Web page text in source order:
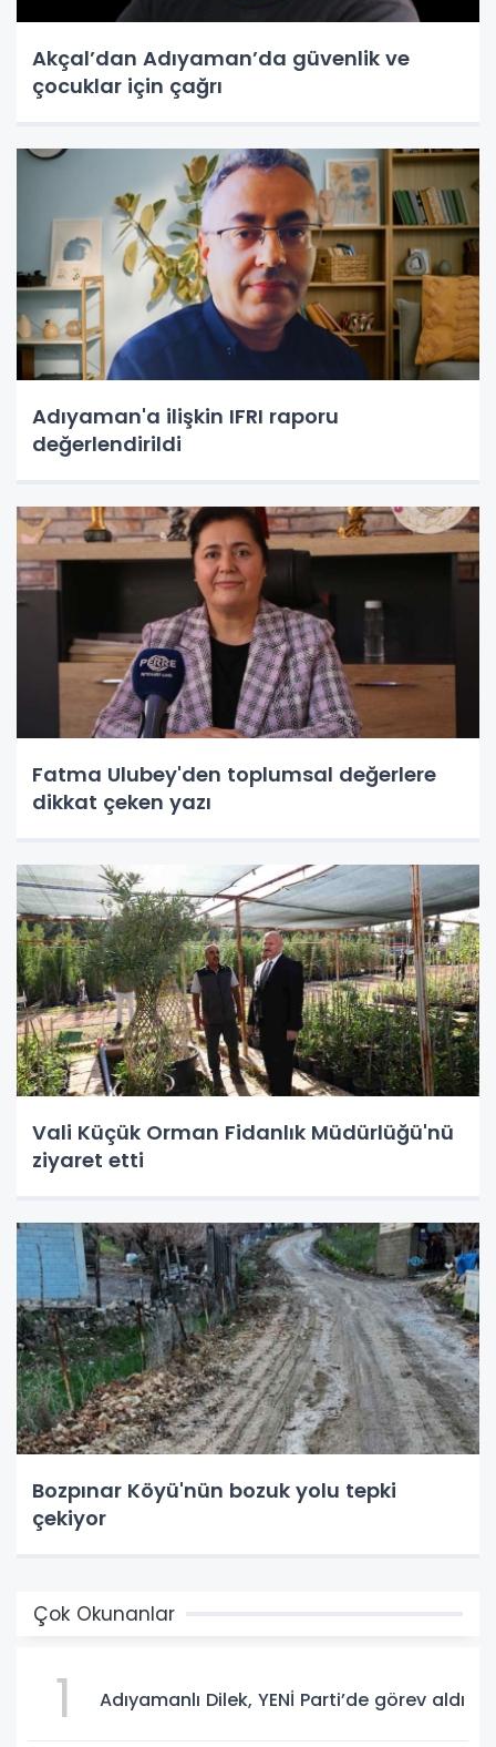
Akçal’dan Adıyaman’da güvenlik ve
çocuklar için çağrı
Adıyaman'a ilişkin IFRI raporu
değerlendirildi
Fatma Ulubey'den toplumsal değerlere
dikkat çeken yazı
Vali Küçük Orman Fidanlık Müdürlüğü'nü
ziyaret etti
Bozpınar Köyü'nün bozuk yolu tepki
çekiyor
Çok Okunanlar
1 Adıyamanlı Dilek, YENİ Parti’de görev aldı